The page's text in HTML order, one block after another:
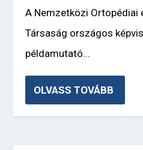
A Nemzetközi Ortopédiai
Társaság országos
példamutató...
OLVASS TOVÁBB